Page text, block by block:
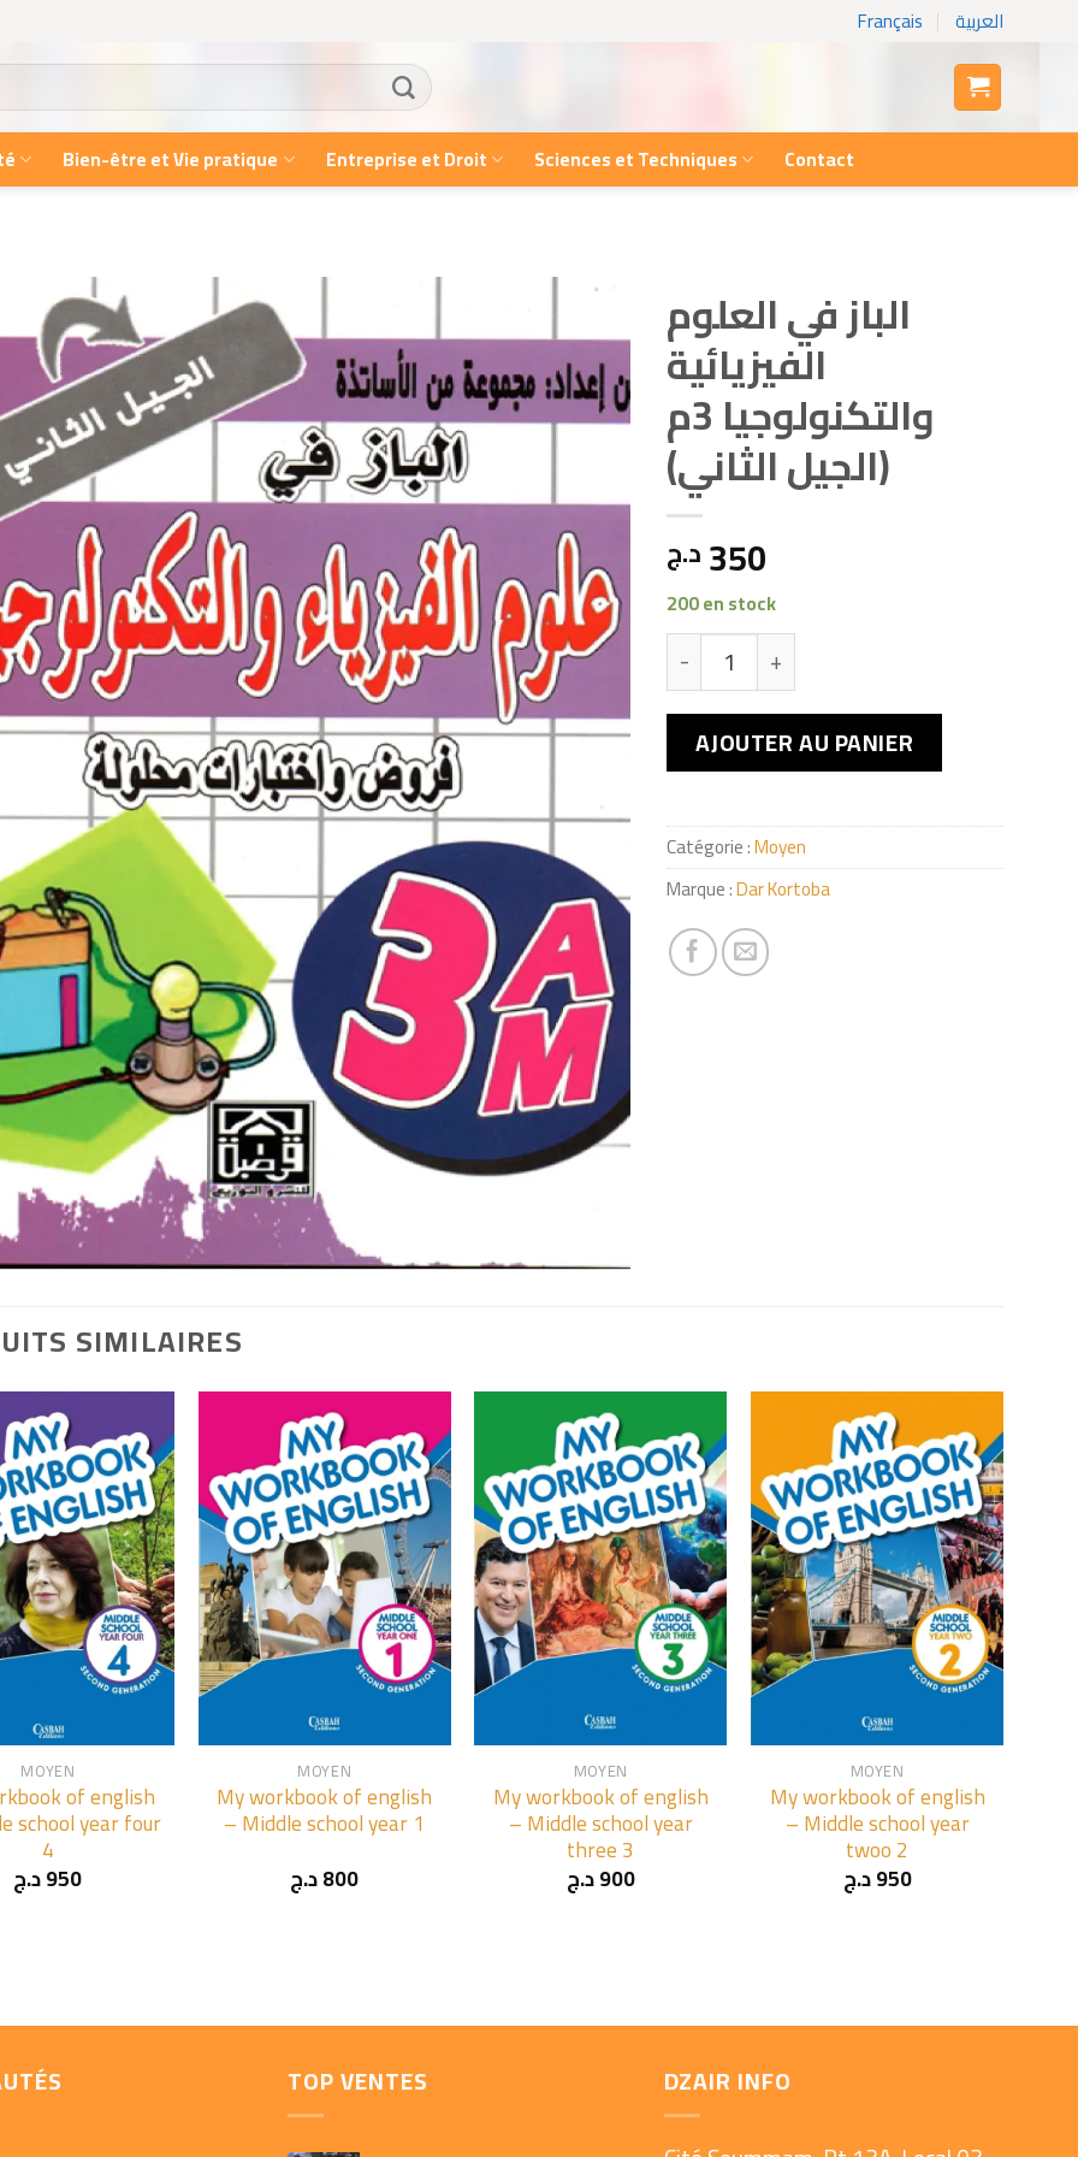
Français العربية
Bien-être et Vie pratique Entreprise et Droit Sciences et Techniques Contact
الباز في العلوم
الفيزيائية
والتكنولوجيا 3م
(الجيل الثاني)
350 د.ج
200 en stock
AJOUTER AU PANIER
Catégorie :Moyen
Marque :Dar Kortoba
SIMILAIRES
MOYEN
of english
school year four
4
950د.ج
MOYEN
My workbook of english
– Middle school year 1
800د.ج
MOYEN
My workbook of english
– Middle school year
three 3
900د.ج
MOYEN
My workbook of english
– Middle school year
twoo 2
950د.ج
TOP VENTES
DZAIR INFO